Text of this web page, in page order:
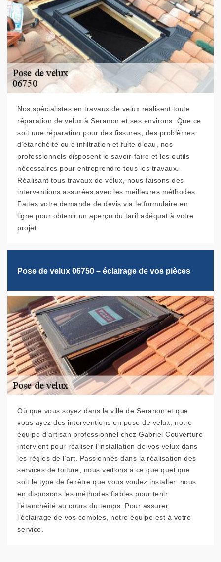
Nos spécialistes en travaux de velux réalisent toute
réparation de velux à Seranon et ses environs. Que ce
soit une réparation pour des fissures, des problèmes
d’étanchéité ou d’infiltration et fuite d’eau, nos
professionnels disposent le savoir-faire et les outils
nécessaires pour entreprendre tous les travaux.
Réalisant tous travaux de velux, nous faisons des
interventions assurées avec les meilleures méthodes.
Faites votre demande de devis via le formulaire en
ligne pour obtenir un aperçu du tarif adéquat à votre
projet.
Pose de velux 06750 – éclairage de vos pièces
Où que vous soyez dans la ville de Seranon et que
vous ayez des interventions en pose de velux, notre
équipe d’artisan professionnel chez Gabriel Couverture
intervient pour réaliser l’installation de vos velux dans
les règles de l’art. Passionnés dans la réalisation des
services de toiture, nous veillons à ce que quel que
soit le type de fenêtre que vous voulez installer, nous
en disposons les méthodes fiables pour tenir
l’étanchéité au cours du temps. Pour assurer
l’éclairage de vos combles, notre équipe est à votre
service.